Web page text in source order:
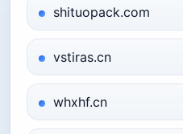
shituopack.com
vstiras.cn
whxhf.cn